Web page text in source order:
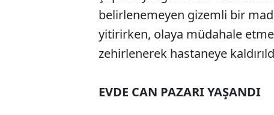
belirlenemeyen gizemli bir
yitirirken, olaya müdahale
zehirlenerek hastaneye
EVDE CAN PAZARI YAŞANDI